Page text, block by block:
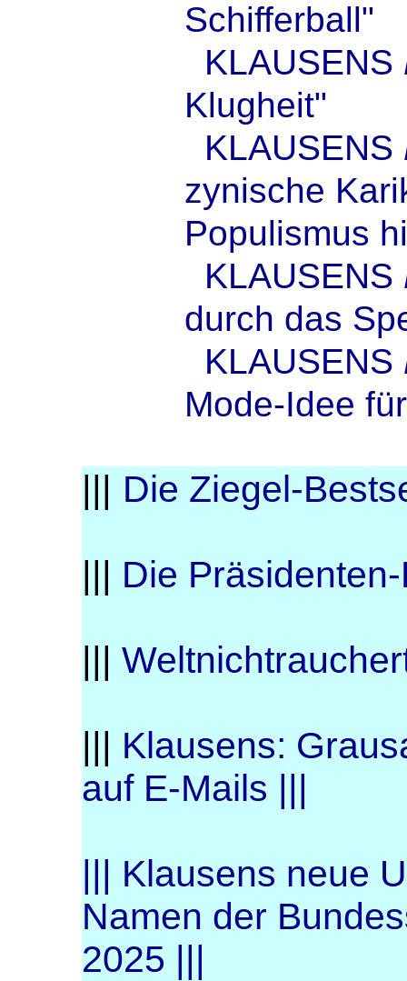
Schifferball"
KLAUSENS
Klugheit"
KLAUSENS
zynische
Populismus
KLAUSENS
durch das
KLAUSENS
Mode-Idee
||| Die Ziegel-
||| Die
|||
||| Klausens:
auf E-Mails |||
||| Klausens neue
Namen der
2025 |||